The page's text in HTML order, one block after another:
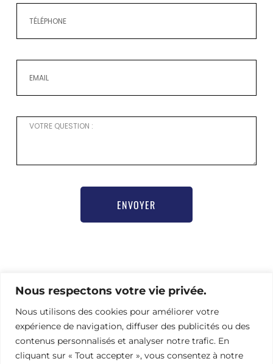
Nous respectons votre vie privée.
Nous utilisons des cookies pour améliorer votre
expérience de navigation, diffuser des publicités ou des
contenus personnalisés et analyser notre trafic. En
cliquant sur « Tout accepter », vous consentez à notre
ENVOYER
pour vous inscrire,
Nathalie Hamel bioprogsbr@gmail.com TEL : +33 6 23
08 79 66